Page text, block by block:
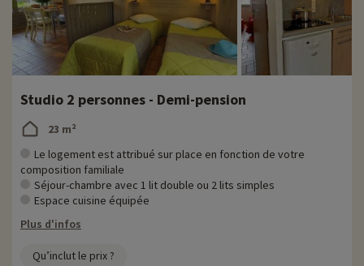
Pour des informations très précises sur les activités à faire sur place
(date d'ouverture, âge pour les club, contenu du pack bébé...),
cliquez ici !
Pour vos baignades été comme hiver, vous aurez à votre disposition
une piscine intérieure ainsi qu'une piscine extérieure chauffée avec
pataugeoire pour les enfants ! Un espace détente et remise en forme
est également en libre accès pour les adultes, sur place avec sauna
et salle de remise en forme. Vous aurez aussi la possibilité de
réserver des massages en supplément.
Diverses activités et animations vous seront proposées lors de votre
séjour notamment : une salle de jeux avec tennis de table, baby foot,
et bien d'autres… Les 11/17 ans auront quant à eux la chance
Studio 2 personnes - Demi-pension
23 m²
Le logement est attribué sur place en fonction de votre
composition familiale
Séjour-chambre avec 1 lit double ou 2 lits simples
Espace cuisine équipée
Plus d'infos
Qu’inclut le prix ?